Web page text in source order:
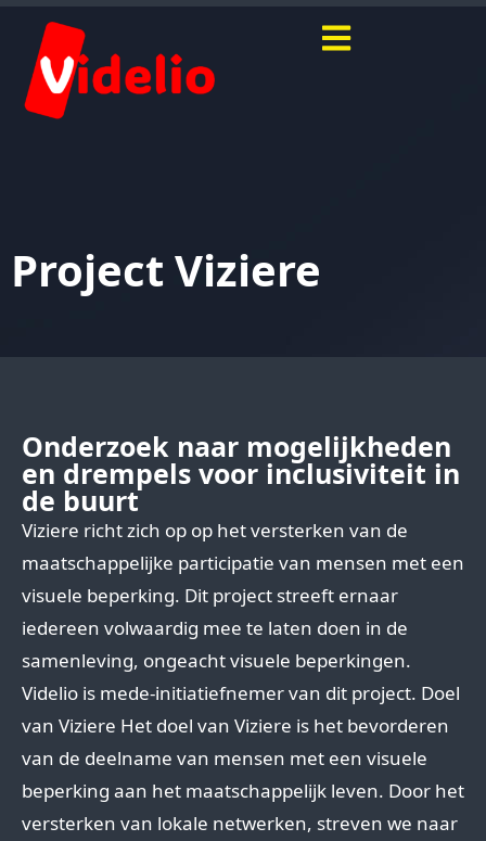
Project Viziere
Onderzoek naar mogelijkheden
en drempels voor inclusiviteit in
de buurt
Viziere richt zich op op het versterken van de
maatschappelijke participatie van mensen met een
visuele beperking. Dit project streeft ernaar
iedereen volwaardig mee te laten doen in de
samenleving, ongeacht visuele beperkingen.
Videlio is mede-initiatiefnemer van dit project. Doel
van Viziere Het doel van Viziere is het bevorderen
van de deelname van mensen met een visuele
beperking aan het maatschappelijk leven. Door het
versterken van lokale netwerken, streven we naar